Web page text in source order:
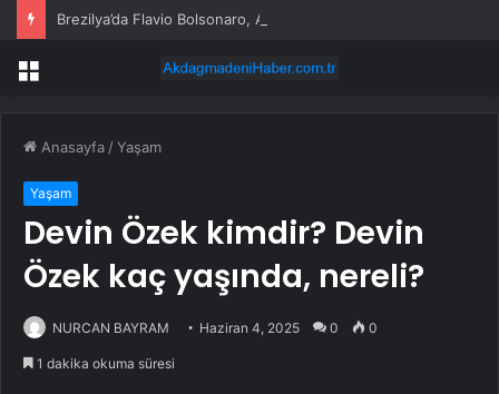
Menü
Anasayfa /Yaşam
Yaşam
Devin Özek kimdir? Devin
Özek kaç yaşında, nereli?
NURCAN BAYRAM Haziran 4, 2025 0 0
1 dakika okuma süresi